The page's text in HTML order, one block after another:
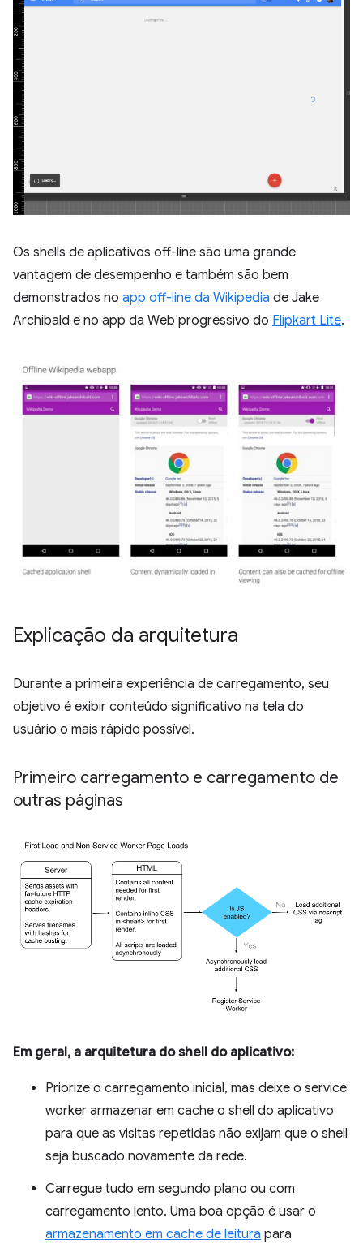
Os shells de aplicativos off-line são uma grande
vantagem de desempenho e também são bem
demonstrados no app off-line da Wikipedia de Jake
Archibald e no app da Web progressivo do Flipkart Lite.
Explicação da arquitetura
Durante a primeira experiência de carregamento, seu
objetivo é exibir conteúdo significativo na tela do
usuário o mais rápido possível.
Primeiro carregamento e carregamento de
outras páginas
Em geral, a arquitetura do shell do aplicativo:
Priorize o carregamento inicial, mas deixe o service
worker armazenar em cache o shell do aplicativo
para que as visitas repetidas não exijam que o shell
seja buscado novamente da rede.
Carregue tudo em segundo plano ou com
carregamento lento. Uma boa opção é usar o
armazenamento em cache de leitura para